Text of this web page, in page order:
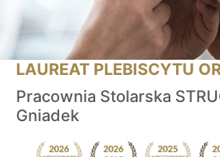
LAUREAT PLEBISCYTU
Pracownia Stolarska
Gniadek